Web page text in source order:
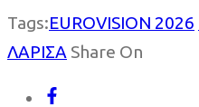
Tags:EUROVISION 2026
ΛΑΡΙΣΑ Share On